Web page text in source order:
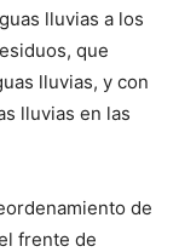
lluvias a los
que
lluvias, y con
lluvias en las
de
frente de